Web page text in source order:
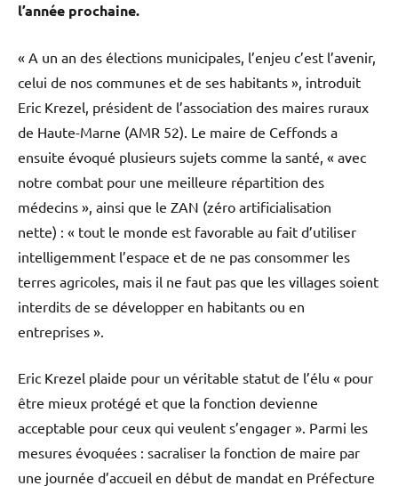
l’année prochaine.
« A un an des élections municipales, l’enjeu c’est l’avenir,
celui de nos communes et de ses habitants », introduit
Eric Krezel, président de l’association des maires ruraux
de Haute-Marne (AMR 52). Le maire de Ceffonds a
ensuite évoqué plusieurs sujets comme la santé, « avec
notre combat pour une meilleure répartition des
médecins », ainsi que le ZAN (zéro artificialisation
nette) : « tout le monde est favorable au fait d’utiliser
intelligemment l’espace et de ne pas consommer les
terres agricoles, mais il ne faut pas que les villages soient
interdits de se développer en habitants ou en
entreprises ».
Eric Krezel plaide pour un véritable statut de l’élu « pour
être mieux protégé et que la fonction devienne
acceptable pour ceux qui veulent s’engager ». Parmi les
mesures évoquées : sacraliser la fonction de maire par
une journée d’accueil en début de mandat en Préfecture